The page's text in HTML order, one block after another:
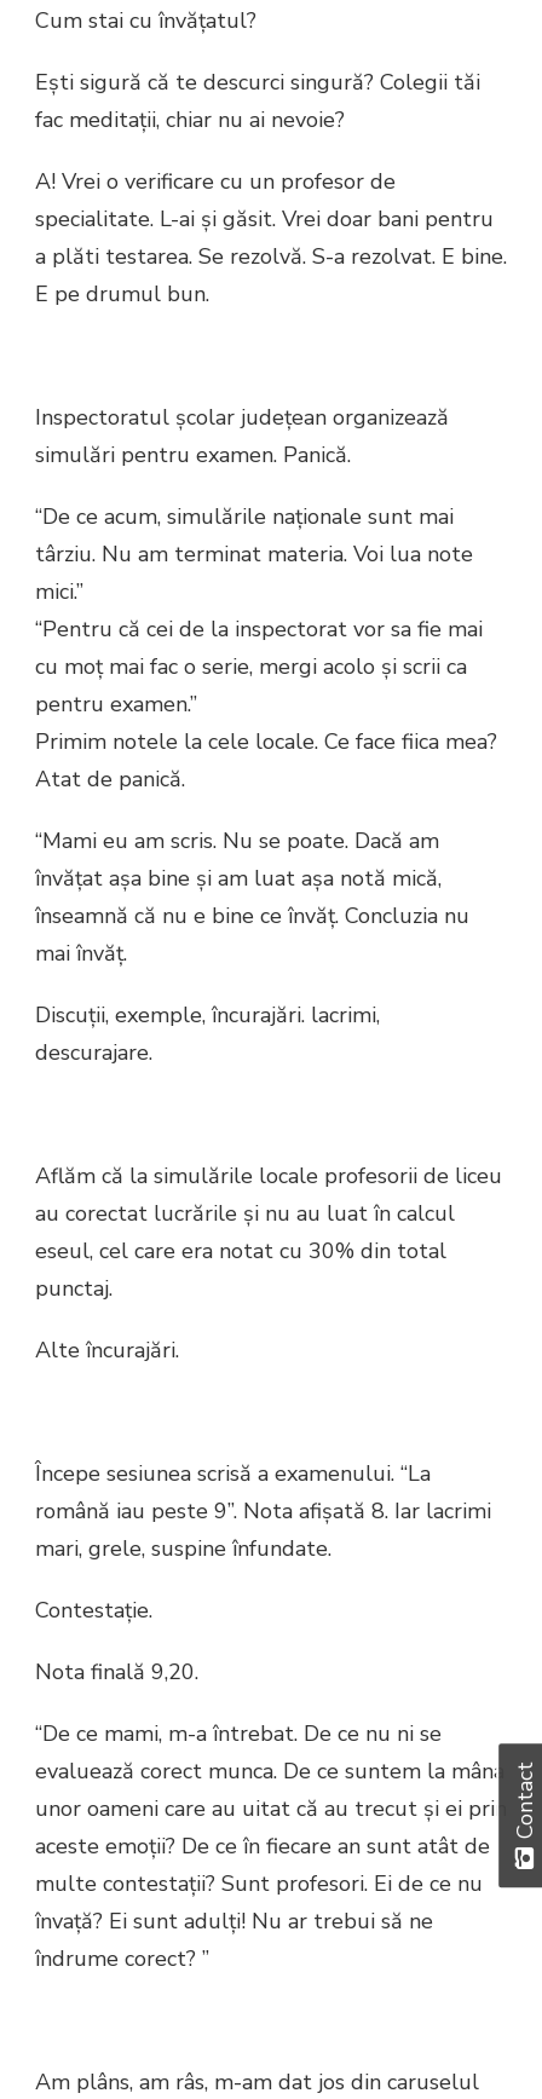
Cum stai cu învățatul?
Ești sigură că te descurci singură? Colegii tăi
fac meditaţii, chiar nu ai nevoie?
A! Vrei o verificare cu un profesor de
specialitate. L-ai şi găsit. Vrei doar bani pentru
a plăti testarea. Se rezolvă. S-a rezolvat. E bine.
E pe drumul bun.
Inspectoratul şcolar judeţean organizează
simulări pentru examen. Panică.
“De ce acum, simulările naţionale sunt mai
târziu. Nu am terminat materia. Voi lua note
mici.”
“Pentru că cei de la inspectorat vor sa fie mai
cu moț mai fac o serie, mergi acolo şi scrii ca
pentru examen.”
Primim notele la cele locale. Ce face fiica mea?
Atat de panică.
“Mami eu am scris. Nu se poate. Dacă am
învățat așa bine și am luat așa notă mică,
înseamnă că nu e bine ce învăț. Concluzia nu
mai învăț.
Discuţii, exemple, încurajări. lacrimi,
descurajare.
Aflăm că la simulările locale profesorii de liceu
au corectat lucrările şi nu au luat în calcul
eseul, cel care era notat cu 30% din total
punctaj.
Alte încurajări.
Începe sesiunea scrisă a examenului. “La
română iau peste 9”. Nota afişată 8. Iar lacrimi
mari, grele, suspine înfundate.
Contestație.
Nota finală 9,20.
“De ce mami, m-a întrebat. De ce nu ni se
evaluează corect munca. De ce suntem la mâna
unor oameni care au uitat că au trecut şi ei prin
aceste emoţii? De ce în fiecare an sunt atât de
multe contestaţii? Sunt profesori. Ei de ce nu
învaţă? Ei sunt adulţi! Nu ar trebui să ne
îndrume corect? ”
Am plâns, am râs, m-am dat jos din caruselul
Contact